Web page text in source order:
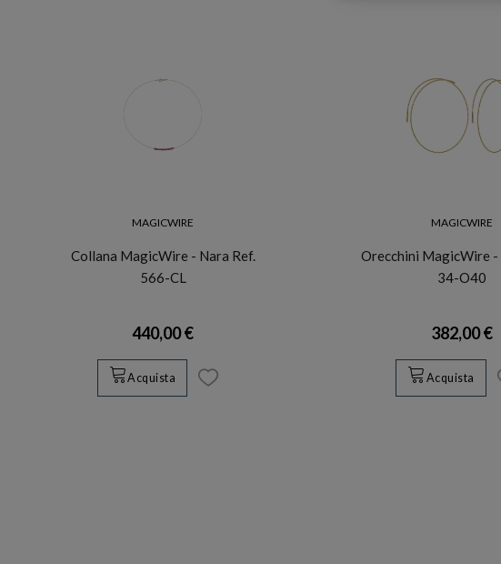
MAGICWIRE
Collana MagicWire - Nara Ref.
566-CL
440,00 €
Acquista
MAGICWIRE
Orecchini MagicWire -
34-O40
382,00 €
Acquista